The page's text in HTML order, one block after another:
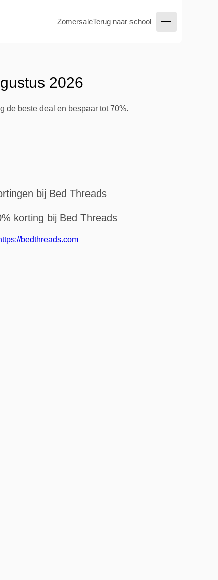
ZomersaleTerug naar school
2026
de beste deal en bespaar tot 70%.
bij Bed Threads
korting bij Bed Threads
bedthreads.com